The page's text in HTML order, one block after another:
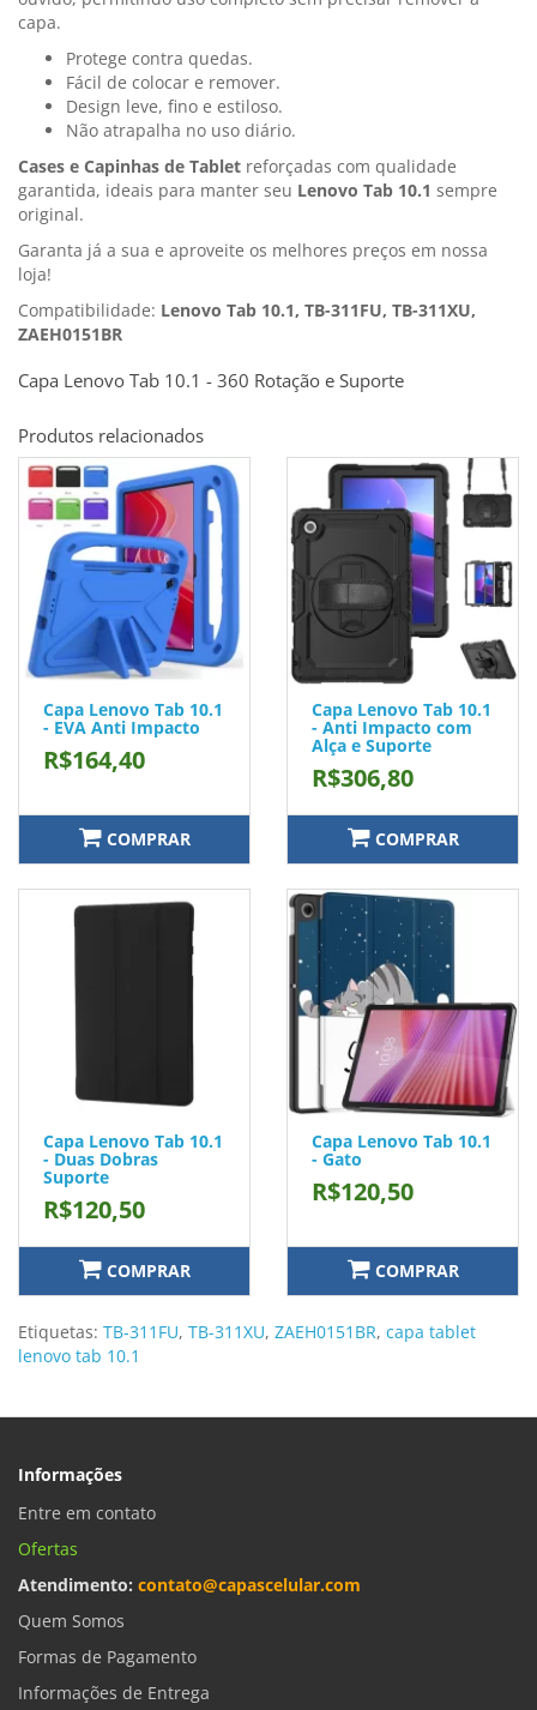
capa.
Protege contra quedas.
Fácil de colocar e remover.
Design leve, fino e estiloso.
Não atrapalha no uso diário.
Cases e Capinhas de Tablet reforçadas com qualidade
garantida, ideais para manter seu Lenovo Tab 10.1 sempre
original.
Garanta já a sua e aproveite os melhores preços em nossa
loja!
Compatibilidade: Lenovo Tab 10.1, TB-311FU, TB-311XU,
ZAEH0151BR
Capa Lenovo Tab 10.1 - 360 Rotação e Suporte
Produtos relacionados
Capa Lenovo Tab 10.1
- EVA Anti Impacto
R$164,40
COMPRAR
Capa Lenovo Tab 10.1
- Anti Impacto com
Alça e Suporte
R$306,80
COMPRAR
Capa Lenovo Tab 10.1
- Duas Dobras
Suporte
R$120,50
COMPRAR
Capa Lenovo Tab 10.1
- Gato
R$120,50
COMPRAR
Etiquetas: TB-311FU, TB-311XU, ZAEH0151BR, capa tablet
lenovo tab 10.1
Informações
Entre em contato
Ofertas
Atendimento: contato@capascelular.com
Quem Somos
Formas de Pagamento
Informações de Entrega